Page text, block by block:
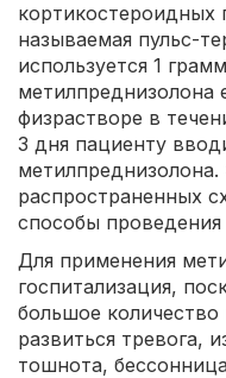
кортикостероидных
называемая пульс-
используется 1
метилпреднизолона
физрастворе в
3 дня пациенту
распространенных
способы проведения
Для применения
госпитализация,
большое
развиться тревога,
тошнота,